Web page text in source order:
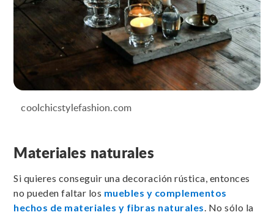
coolchicstylefashion.com
Materiales naturales
Si quieres conseguir una decoración rústica, entonces
no pueden faltar los muebles y complementos
hechos de materiales y fibras naturales . No sólo la